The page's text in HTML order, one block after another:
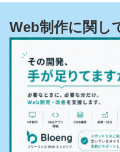
Web制作に関し